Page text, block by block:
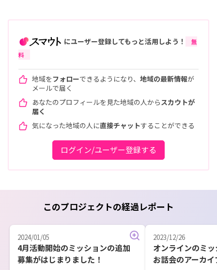
にユーザー登録してもっと活用しよう！
無
料
地域をフォローできるようになり、 地域の最新情報が
メールで届く
あなたのプロフィールを見た地域の人から スカウトが
届く
気になった地域の人に直接チャットすることができる
ログイン/ユーザー登録する
このプロジェクトの経過レポート
2024/01/05
4月活動開始のミッションの追加
募集がはじまりました！
2023/12/26
オンラインのミ
お話会のアーカ